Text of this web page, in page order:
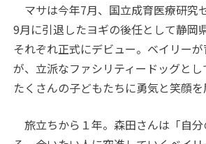
マサは今年7月、国立成育医療研究
9月に引退したヨギの後任として静岡
それぞれ正式にデビュー。ベイリー
が、立派なファシリティードッグとし
たくさんの子どもたちに勇気と笑顔を
旅立ちから１年。森田さんは「自